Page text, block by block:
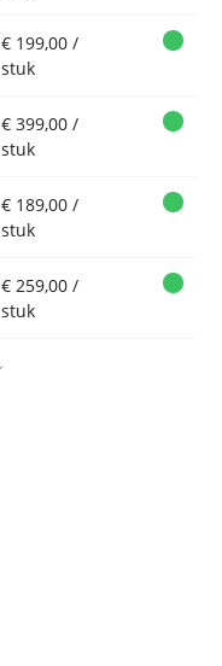
€ 199,00 /
stuk
€ 399,00 /
stuk
€ 189,00 /
stuk
€ 259,00 /
stuk